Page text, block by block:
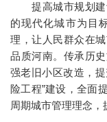
提高城市规划建
的现代化城市为目
理，让人民群众在
品质河南。传承历
强老旧小区改造，
险工程”建设，全面
周期城市管理理念，